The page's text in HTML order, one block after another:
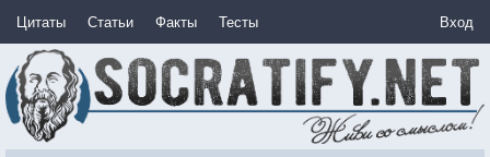
Цитаты Статьи Факты Тесты Вход